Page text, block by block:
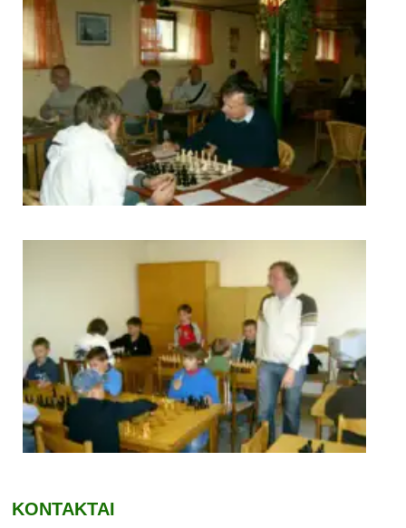
KONTAKTAI